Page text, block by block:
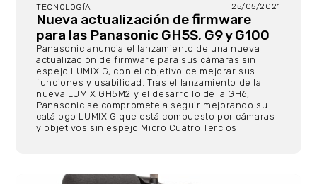
TECNOLOGÍA 25/05/2021
Nueva actualización de firmware
para las Panasonic GH5S, G9 y G100
Panasonic anuncia el lanzamiento de una nueva
actualización de firmware para sus cámaras sin
espejo LUMIX G, con el objetivo de mejorar sus
funciones y usabilidad. Tras el lanzamiento de la
nueva LUMIX GH5M2 y el desarrollo de la GH6,
Panasonic se compromete a seguir mejorando su
catálogo LUMIX G que está compuesto por cámaras
y objetivos sin espejo Micro Cuatro Tercios.